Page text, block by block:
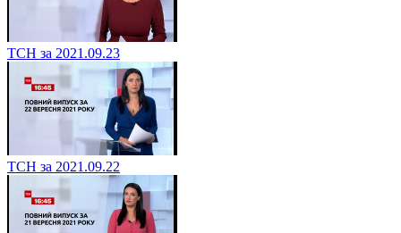
ТСН за 2021.09.23
ТСН за 2021.09.22